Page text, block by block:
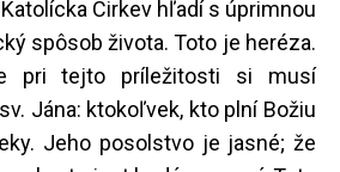
Cirkev hľadí s úprimnou
spôsob života. Toto je heréza.
pri tejto príležitosti si musí
Jána: ktokoľvek, kto plní Božiu
Jeho posolstvo je jasné; že